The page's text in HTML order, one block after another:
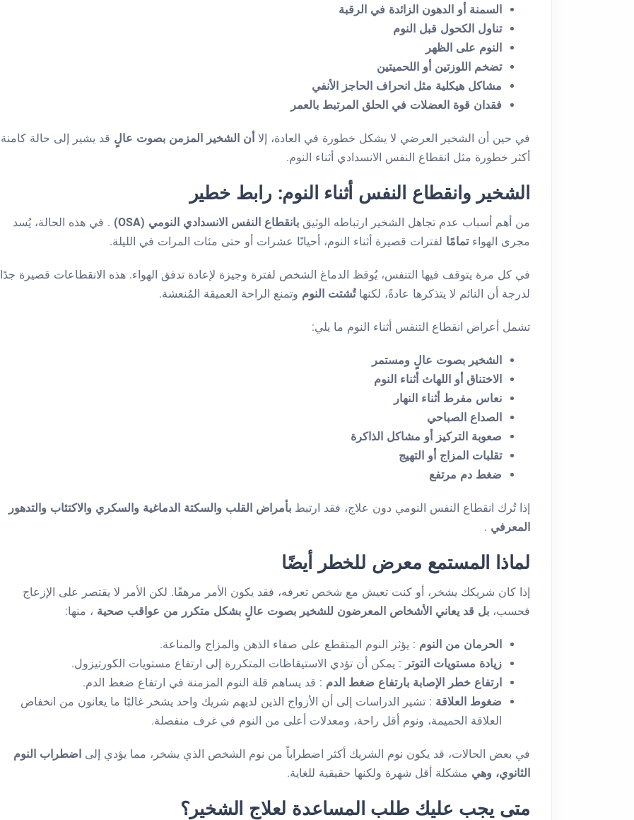
السمنة أو الدهون الزائدة في الرقبة
تناول الكحول قبل النوم
النوم على الظهر
تضخم اللوزتين أو اللحميتين
مشاكل هيكلية مثل انحراف الحاجز الأنفي
فقدان قوة العضلات في الحلق المرتبط بالعمر
في حين أن الشخير العرضي لا يشكل خطورة في العادة، إلا أن الشخير المزمن بصوت عالٍ قد يشير إلى حالة كامنة
أكثر خطورة مثل انقطاع النفس الانسدادي أثناء النوم.
الشخير وانقطاع النفس أثناء النوم: رابط خطير
من أهم أسباب عدم تجاهل الشخير ارتباطه الوثيق بانقطاع النفس الانسدادي النومي (OSA)
. في هذه الحالة، يُسد
مجرى الهواءتمامًا لفترات قصيرة أثناء النوم، أحيانًا عشرات أو حتى مئات المرات في الليلة.
في كل مرة يتوقف فيها التنفس، يُوقظ الدماغ الشخص لفترة وجيزة لإعادة تدفق الهواء. هذه الانقطاعات قصيرة جدًا
لدرجة أن النائم لا يتذكرها عادةً، لكنهاتُشتت النوم وتمنع الراحة العميقة المُنعشة.
تشمل أعراض انقطاع التنفس أثناء النوم ما يلي:
الشخير بصوت عالٍ ومستمر
الاختناق أو اللهاث أثناء النوم
نعاس مفرط أثناء النهار
الصداع الصباحي
صعوبة التركيز أو مشاكل الذاكرة
تقلبات المزاج أو التهيج
ضغط دم مرتفع
إذا تُرك انقطاع النفس النومي دون علاج، فقد ارتبط بأمراض القلب والسكتة الدماغية والسكري والاكتئاب والتدهور
المعرفي .
لماذا المستمع معرض للخطر أيضًا
إذا كان شريكك يشخر، أو كنت تعيش مع شخص تعرفه، فقد يكون الأمر مرهقًا. لكن الأمر لا يقتصر على الإزعاج
فحسب، بل قد يعاني الأشخاص المعرضون للشخير بصوت عالٍ بشكل متكرر من عواقب صحية ، منها:
الحرمان من النوم : يؤثر النوم المتقطع على صفاء الذهن والمزاج والمناعة.
زيادة مستويات التوتر : يمكن أن تؤدي الاستيقاظات المتكررة إلى ارتفاع مستويات الكورتيزول.
ارتفاع خطر الإصابة بارتفاع ضغط الدم : قد يساهم قلة النوم المزمنة في ارتفاع ضغط الدم.
ضغوط العلاقة : تشير الدراسات إلى أن الأزواج الذين لديهم شريك واحد يشخر غالبًا ما يعانون من انخفاض
العلاقة الحميمة، ونوم أقل راحة، ومعدلات أعلى من النوم في غرف منفصلة.
في بعض الحالات، قد يكون نوم الشريك أكثر اضطراباً من نوم الشخص الذي يشخر، مما يؤدي إلى اضطراب النوم
الثانوي، وهي مشكلة أقل شهرة ولكنها حقيقية للغاية.
متى يجب عليك طلب المساعدة لعلاج الشخير؟